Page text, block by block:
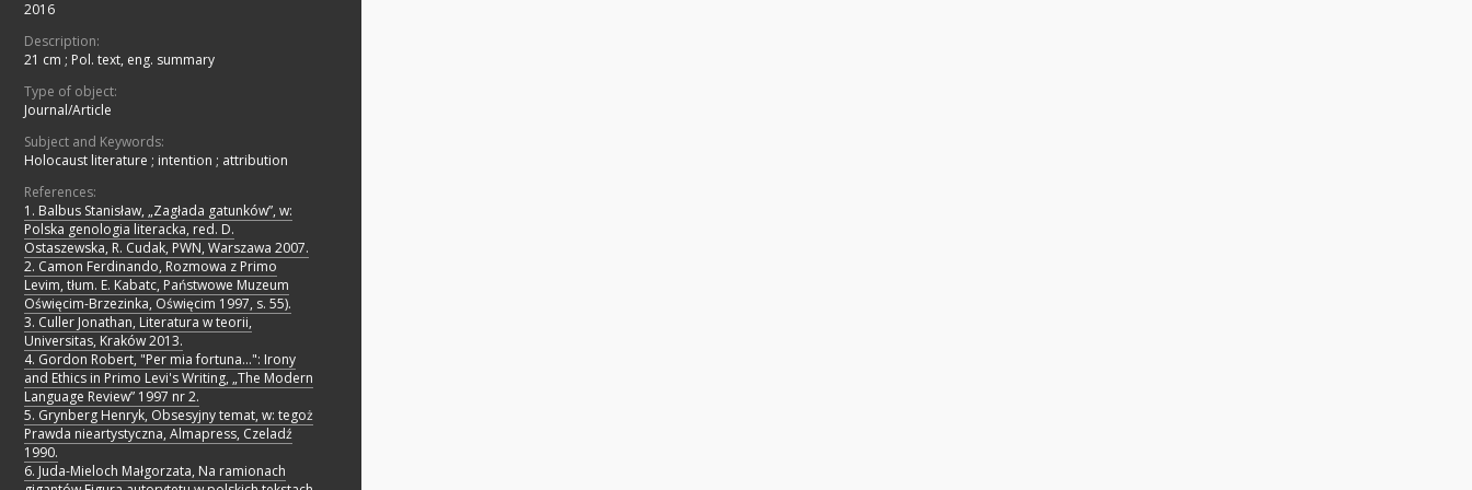
2016
Description:
21 cm ; Pol. text, eng. summary
Type of object:
Journal/Article
Subject and Keywords:
Holocaust literature ; intention ; attribution
References:
1. Balbus Stanisław, „Zagłada gatunków”, w:
Polska genologia literacka, red. D.
Ostaszewska, R. Cudak, PWN, Warszawa 2007.
2. Camon Ferdinando, Rozmowa z Primo
Levim, tłum. E. Kabatc, Państwowe Muzeum
Oświęcim-Brzezinka, Oświęcim 1997, s. 55).
3. Culler Jonathan, Literatura w teorii,
Universitas, Kraków 2013.
4. Gordon Robert, "Per mia fortuna...": Irony
and Ethics in Primo Levi's Writing, „The Modern
Language Review” 1997 nr 2.
5. Grynberg Henryk, Obsesyjny temat, w: tegoż
Prawda nieartystyczna, Almapress, Czeladź
1990.
6. Juda-Mieloch Małgorzata, Na ramionach